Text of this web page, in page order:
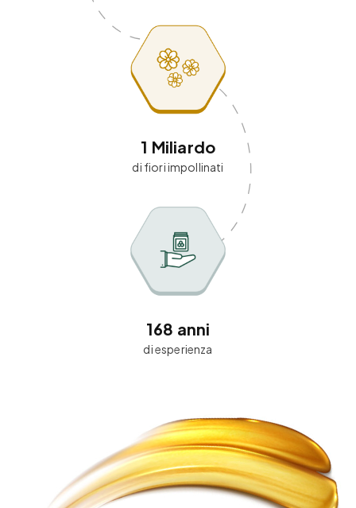
1 Miliardo
di fiori impollinati
168 anni
di esperienza